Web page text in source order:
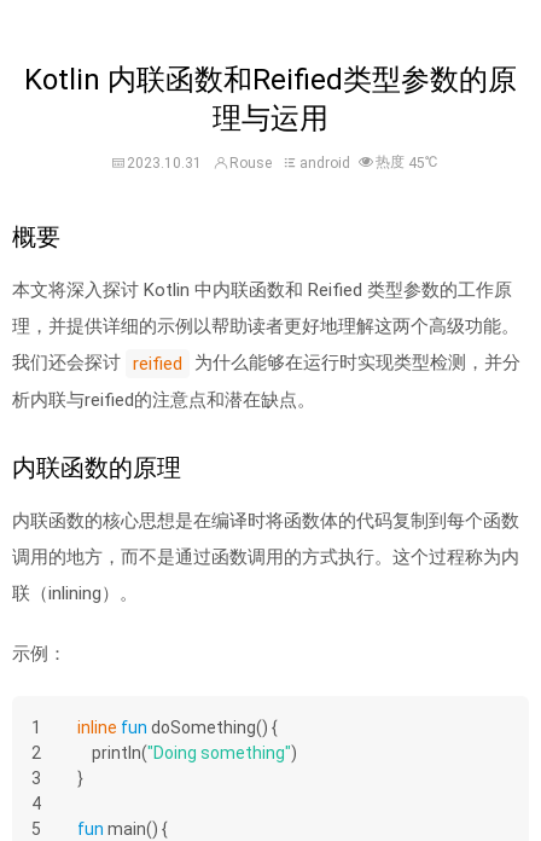
Kotlin 内联函数和Reified类型参数的原
理与运用
2023.10.31 Rouse android 热度 45℃
概要
本文将深入探讨 Kotlin 中内联函数和 Reified 类型参数的工作原
理，并提供详细的示例以帮助读者更好地理解这两个高级功能。
我们还会探讨 reified
为什么能够在运行时实现类型检测，并分
析内联与reified的注意点和潜在缺点。
内联函数的原理
内联函数的核心思想是在编译时将函数体的代码复制到每个函数
调用的地方，而不是通过函数调用的方式执行。这个过程称为内
联（inlining）。
示例：
1
2
3
4
5
inline fun doSomething() {
    println(
"Doing something")
}
fun main() {